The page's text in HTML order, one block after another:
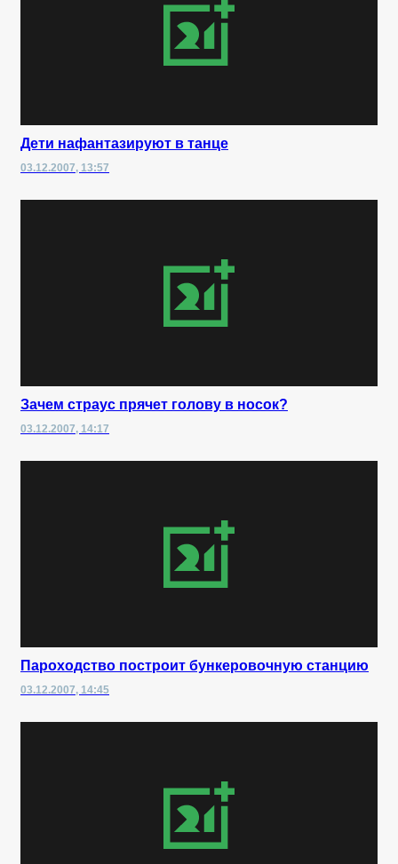
Дети нафантазируют в танце
03.12.2007, 13:57
Зачем страус прячет голову в носок?
03.12.2007, 14:17
Пароходство построит бункеровочную станцию
03.12.2007, 14:45